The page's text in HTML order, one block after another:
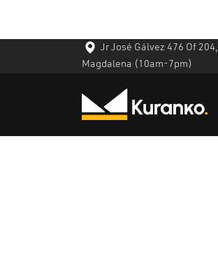
Jr José Gálvez 476 Of 204,
Magdalena (10am-7pm)